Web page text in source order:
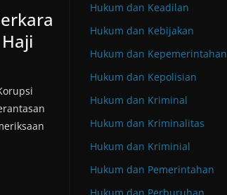
Hukum dan Keadilan
Hukum dan Kebijakan
Hukum dan Kepemerintahan
Hukum dan Kepolisian
Hukum dan Kriminal
Hukum dan Kriminalitas
Hukum dan Kriminial
Hukum dan Pemerintahan